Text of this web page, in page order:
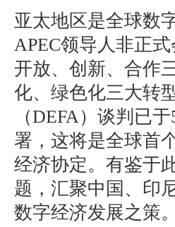
亚太地区是全球数
APEC领导人非正
开放、创新、合作
化、绿色化三大转
（DEFA）谈判已
署，这将是全球首
经济协定。有鉴于
题，汇聚中国、印
数字经济发展之策。